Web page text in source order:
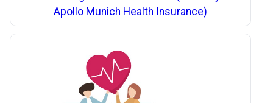
Apollo Munich Health Insurance)